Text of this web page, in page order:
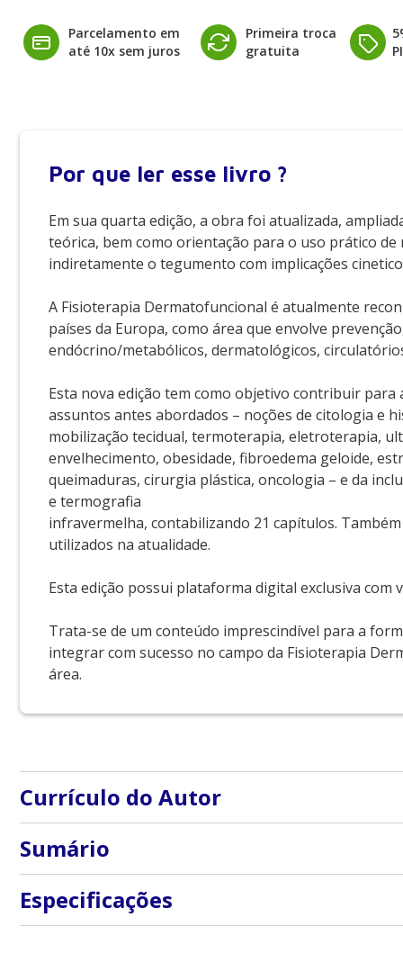
Parcelamento em
até 10x sem juros
Primeira troca
gratuita
Por que ler esse livro ?
Em sua quarta edição, a obra foi atualizada,
teórica, bem como orientação para o uso prático
indiretamente o tegumento com implicações
A Fisioterapia Dermatofuncional é atualmente
países da Europa, como área que envolve
endócrino/metabólicos, dermatológicos,
Esta nova edição tem como objetivo contribuir
assuntos antes abordados – noções de citologia e
mobilização tecidual, termoterapia, eletroterapia,
envelhecimento, obesidade, fibroedema geloide,
queimaduras, cirurgia plástica, oncologia – e da
e termografia
infravermelha, contabilizando 21 capítulos.
utilizados na atualidade.
Esta edição possui plataforma digital exclusiva com
Trata-se de um conteúdo imprescindível para a
integrar com sucesso no campo da Fisioterapia
área.
Currículo do Autor
Elaine Caldeira O. Guirro: Professora Associada da
Sumário
1. Noções de Citologia e Histologia
2. Revisão parcial do sistema endócrino
Especificações